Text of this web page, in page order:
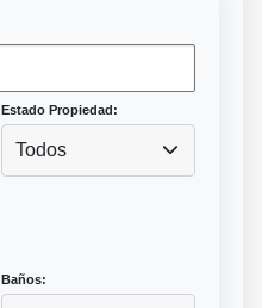
Estado Propiedad:
Todos
Baños: